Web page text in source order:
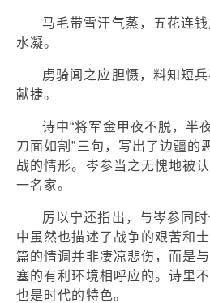
马毛带雪汗气蒸，五花连
水凝。
虏骑闻之应胆慑，料知短
献捷。
诗中“将军金甲夜不脱，半
刀面如割”三句，写出了边疆的
战的情形。岑参当之无愧地被
一名家。
厉以宁还指出，与岑参同
中虽然也描述了战争的艰苦和
篇的情调并非凄凉悲伤，而是
塞的有利环境相呼应的。诗里
也是时代的特色。